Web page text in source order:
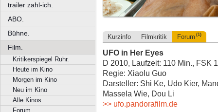
trailer zahl-ich.
ABO.
Bühne.
Film.
Kritikerspiegel Ruhr.
Heute im Kino
Morgen im Kino
Neu im Kino
Alle Kinos.
Forum.
Kurzinfo Filmkritik Forum (1)
UFO in Her Eyes
D 2010, Laufzeit: 110 Min., FSK
Regie: Xiaolu Guo
Darsteller: Shi Ke, Udo Kier,
Massela Wie, Dou Li
>> ufo.pandorafilm.de